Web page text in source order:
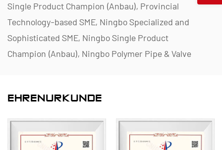
Single Product Champion (Anbau), Provincial
Technology-based SME, Ningbo Specialized and
Sophisticated SME, Ningbo Single Product
Champion (Anbau), Ningbo Polymer Pipe & Valve
Enterprise und Enterprise Data Management
Capability Maturity Level 2.
Wir sind auf die Entwicklung, Produktion und
EHRENURKUNDE